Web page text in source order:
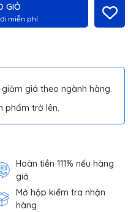
GIỎ
miễn phí
giá theo ngành hàng.
phẩm trở lên.
Hoàn tiền 111% nếu hàng
giả
Mở hộp kiểm tra nhận
hàng